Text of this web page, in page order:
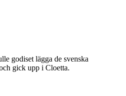
godiset lägga de svenska
gick upp i Cloetta.